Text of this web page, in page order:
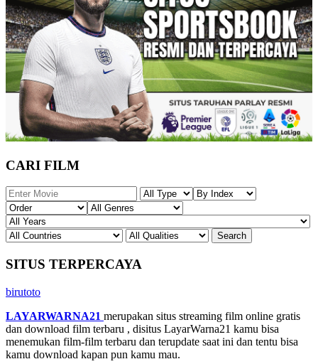
CARI FILM
SITUS TERPERCAYA
birutoto
LAYARWARNA21 merupakan situs streaming film online gratis
dan download film terbaru , disitus LayarWarna21 kamu bisa
menemukan film-film terbaru dan terupdate saat ini dan tentu bisa
kamu download kapan pun kamu mau.